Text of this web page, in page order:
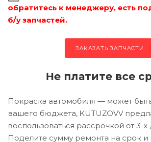
обратитесь к менеджеру, есть
б/у запчастей.
ЗАКАЗАТЬ ЗАПЧАСТИ
Не платите все
Покраска автомобиля — может
вашего бюджета, KUTUZOVV
воспользоваться рассрочкой от 3-х
Поделите сумму ремонта на срок и